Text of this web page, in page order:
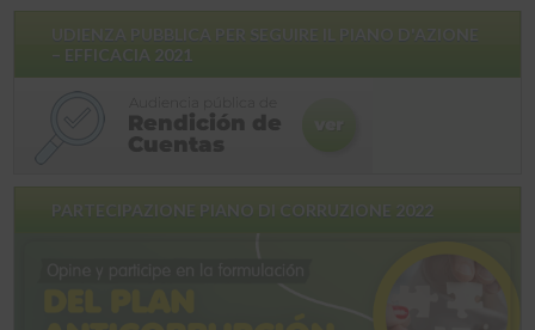
– EFFICACIA 2021
PARTECIPAZIONE PIANO DI CORRUZIONE 2022